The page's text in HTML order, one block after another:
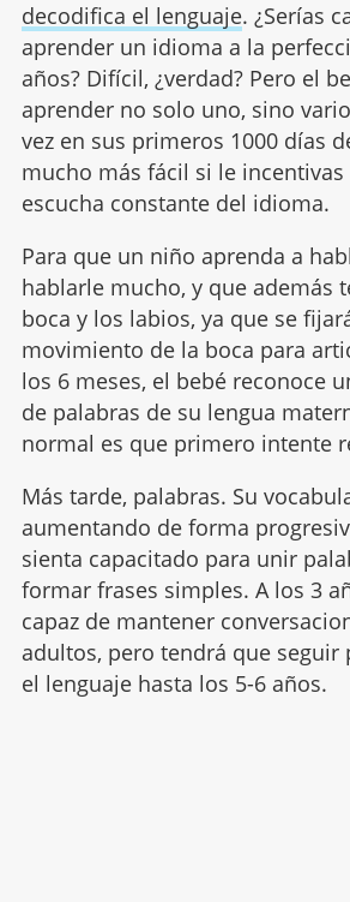
decodifica el lenguaje. ¿Serías
aprender un idioma a la
años? Difícil, ¿verdad? Pero el
aprender no solo uno, sino
vez en sus primeros 1000 días
mucho más fácil si le
escucha constante del idioma.
Para que un niño aprenda a
hablarle mucho, y que además
boca y los labios, ya que se
movimiento de la boca para
los 6 meses, el bebé reconoce
de palabras de su lengua
normal es que primero intente
Más tarde, palabras. Su
aumentando de forma
sienta capacitado para unir
formar frases simples. A los 3
capaz de mantener
adultos, pero tendrá que seguir
el lenguaje hasta los 5-6 años.